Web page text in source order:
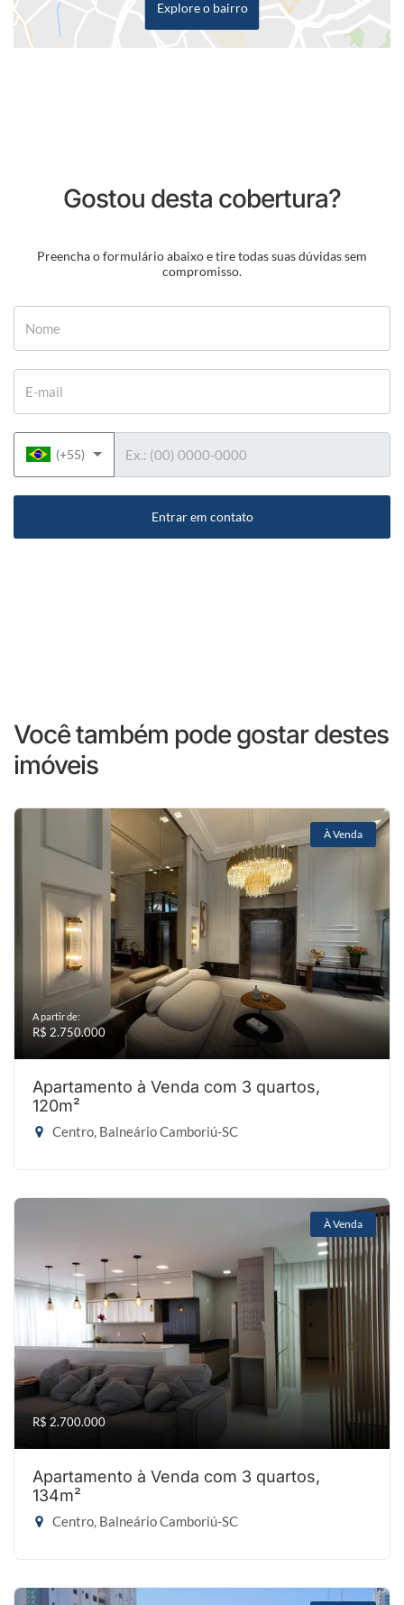
Explore o bairro
Gostou desta cobertura?
Preencha o formulário abaixo e tire todas suas dúvidas sem
compromisso.
(+55)
Entrar em contato
Você também pode gostar destes
imóveis
À Venda
A partir de:
R$ 2.750.000
Apartamento à Venda com 3 quartos,
120m²
Centro, Balneário Camboriú-SC
À Venda
R$ 2.700.000
Apartamento à Venda com 3 quartos,
134m²
Centro, Balneário Camboriú-SC